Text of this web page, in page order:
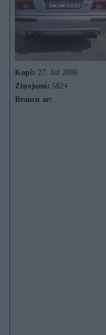
Kopš: 27. Jul 2006
Ziņojumi: 5824
Braucu ar: